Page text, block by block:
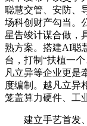
聪慧交管、安防、
场科创财产勾当。
星告竣计谋合做，
熟方案。搭建AI聪
台，打制“扶植一
凡立异等企业更是
度编制。越凡立异
笼盖算力硬件、工
建立手艺首发、